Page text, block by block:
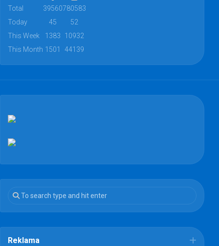
Total 39560780583
Today
45
52
This Week
1383
10932
This Month 1501 44139
Reklama